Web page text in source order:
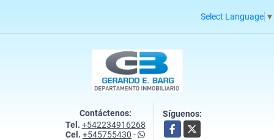
Select Language ▼
Contáctenos:
Tel. +542234916268
Cel. +545755430 -
Síguenos:
Facebook
X